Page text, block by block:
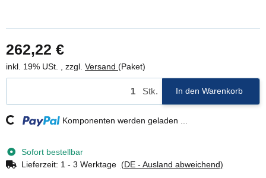
262,22 €
inkl. 19% USt. , zzgl. Versand (Paket)
Stk. In den Warenkorb
Loading... Komponenten werden geladen ...
Sofort bestellbar
Lieferzeit: 1 - 3 Werktage (DE - Ausland abweichend)